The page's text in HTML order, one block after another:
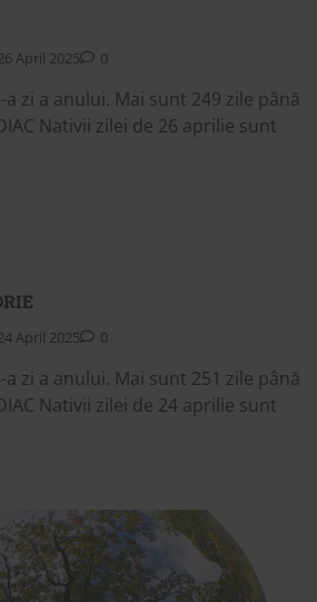
April 2025 0
zi a anului. Mai sunt 249 zile până
Nativii zilei de 26 aprilie sunt
April 2025 0
zi a anului. Mai sunt 251 zile până
Nativii zilei de 24 aprilie sunt